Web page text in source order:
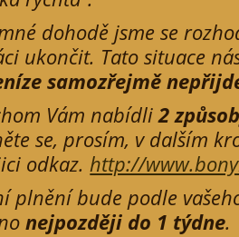
dohodě jsme se
ukončit. Tato situace
samozřejmě
Vám nabídli2
se, prosím, v dalším
odkaz.http://
plnění bude podle
nejpozději do 1 týdne.